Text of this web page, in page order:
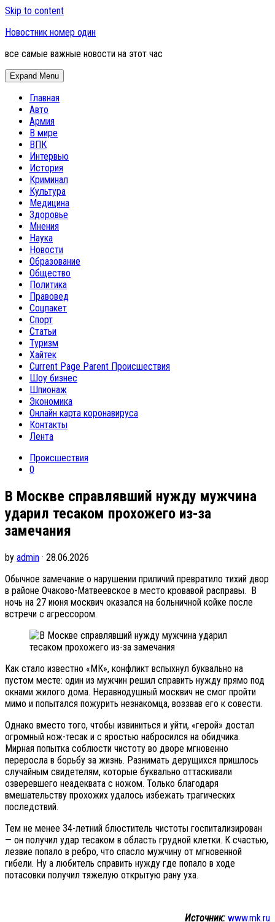
Skip to content
Новостник номер один
все самые важные новости на этот час
Expand Menu
Главная
Авто
Армия
В мире
ВПК
Интервью
История
Криминал
Культура
Медицина
Здоровье
Мнения
Наука
Новости
Образование
Общество
Политика
Правовед
Соцпакет
Спорт
Статьи
Туризм
Хайтек
Current Page Parent Происшествия
Шоу бизнес
Шпионаж
Экономика
Онлайн карта коронавируса
Контакты
Лента
Происшествия
0
В Москве справлявший нужду мужчина
ударил тесаком прохожего из-за
замечания
by admin · 28.06.2026
Обычное замечание о нарушении приличий превратило тихий двор
в районе Очаково-Матвеевское в место кровавой расправы. В
ночь на 27 июня москвич оказался на больничной койке после
встречи с агрессором.
Как стало известно «МК», конфликт вспыхнул буквально на
пустом месте: один из мужчин решил справить нужду прямо под
окнами жилого дома. Неравнодушный москвич не смог пройти
мимо и попытался пожурить незнакомца, воззвав его к совести.
Однако вместо того, чтобы извиниться и уйти, «герой» достал
огромный нож-тесак и с яростью набросился на обидчика.
Мирная попытка соблюсти чистоту во дворе мгновенно
переросла в борьбу за жизнь. Разнимать дерущихся пришлось
случайным свидетелям, которые буквально оттаскивали
озверевшего неадеквата с ножом. Только благодаря
вмешательству прохожих удалось избежать трагических
последствий.
Тем не менее 34-летний блюститель чистоты госпитализирован
— он получил удар тесаком в область грудной клетки. К счастью,
лезвие попало в ребро, что спасло мужчину от мгновенной
гибели. Ну а любитель справить нужду где попало в ходе
потасовки получил тяжелую открытую рану уха.
Источник: www.mk.ru